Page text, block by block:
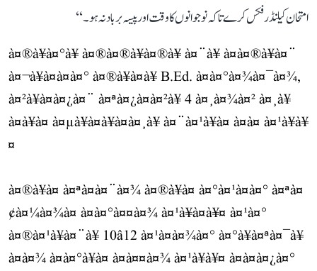
امتحان کیلنڈر فکس کرے تاکہ نوجوانوں کا وقت اور پیسہ برباد نہ ہو۔‘‘
à¤®à¥à¤°à¥ à¤®à¤®à¥à¤®à¥ à¤¨à¥ à¤à¤®à¥à¤¨
à¤¬à¥à¤à¤à¤° à¤®à¥à¤à¥ B.Ed. à¤à¤°à¤¾à¤¯à¤¾,
à¤²à¥à¤à¤¿à¤¨ à¤ªà¤¿à¤à¤²à¥ 4 à¤¸à¤¾à¤² à¤¸à¥
à¤à¥à¤ à¤µà¥à¤à¥à¤à¤¸à¥ à¤¨à¤¹à¥à¤ à¤à¤ à¤¹à¥à¥
¤
à¤®à¥à¤ à¤ªà¤à¤¨à¤¾ à¤®à¥à¤ à¤°à¤¹à¤à¤° à¤ªà¤
¢à¤¼à¤¾à¤ à¤à¤°à¤¤à¤¾ à¤¹à¥à¤à¥¤ à¤¹à¤°
à¤®à¤¹à¥à¤¨à¥ 10â12 à¤¹à¤à¤¾à¤° à¤°à¥à¤ªà¤¯à¥
à¤à¤¾ à¤à¤°à¥à¤ à¤à¤¤à¤¾ à¤¹à¥à¥¤ à¤à¤à¤¿à¤°